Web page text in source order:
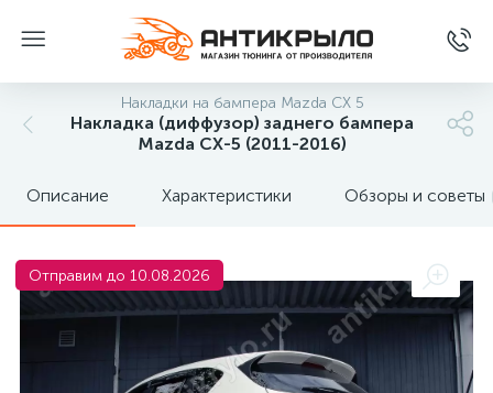
Накладки на бампера Mazda CX 5
Накладка (диффузор) заднего бампера
Mazda CX-5 (2011-2016)
Описание Характеристики Обзоры и советы
Отправим до 10.08.2026